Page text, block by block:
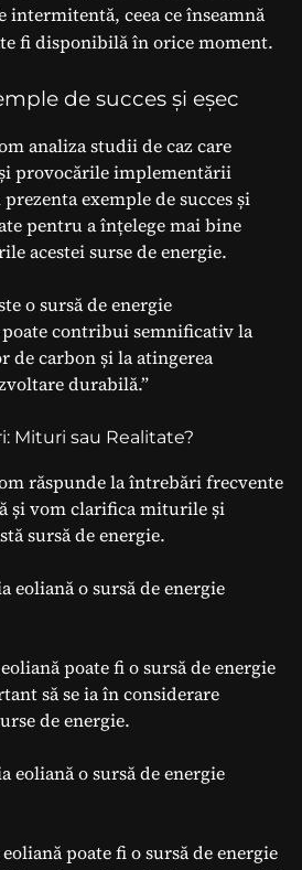
intermitentă, ceea ce înseamnă
fi disponibilă în orice moment.
de succes și eșec
analiza studii de caz care
provocările implementării
exemple de succes și
pentru a înțelege mai bine
acestei surse de energie.
o sursă de energie
contribui semnificativ la
de carbon și la atingerea
durabilă.”
Mituri sau Realitate?
răspunde la întrebări frecvente
și vom clarifica miturile și
sursă de energie.
eoliană o sursă de energie
poate fi o sursă de energie
să se ia în considerare
de energie.
eoliană o sursă de energie
poate fi o sursă de energie